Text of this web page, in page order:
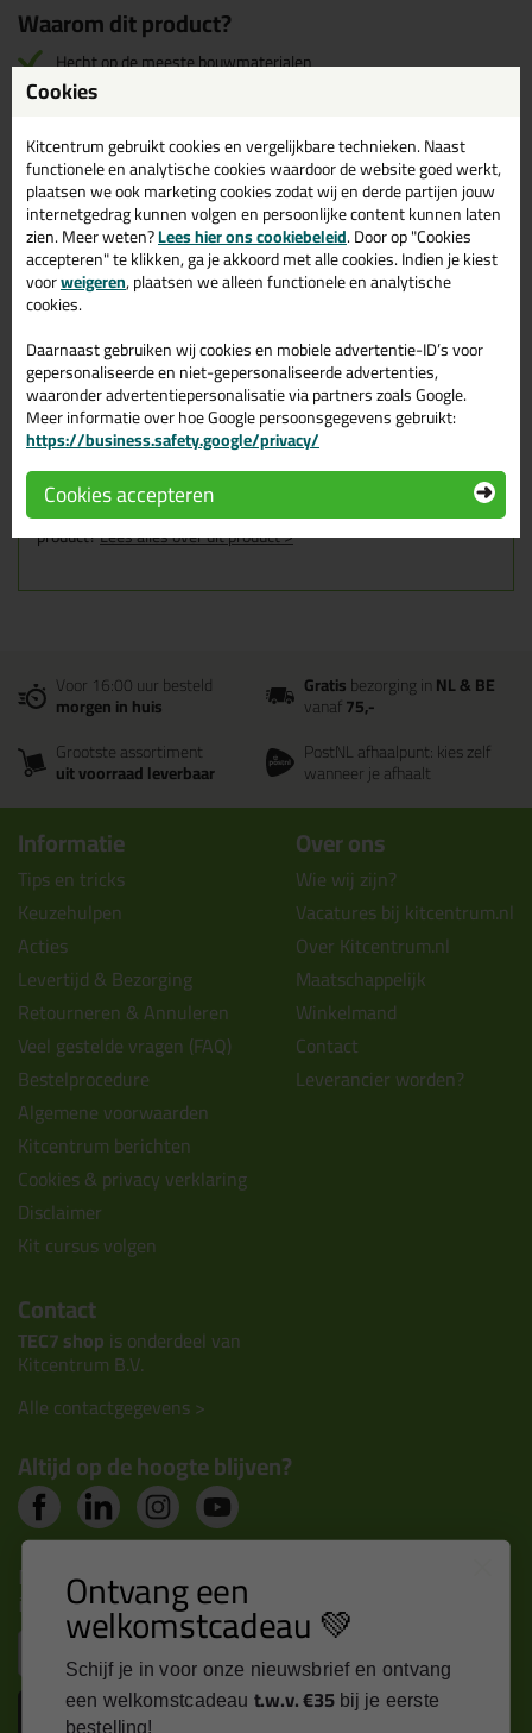
Waarom dit product?
Hecht op de meeste bouwmaterialen
Ook toe te passen op natte ondergronden
Perfect overschilderbaar
Veilig en schimmelbestendig
Omschrijving Video Specificaties Reviews (0)
Tec7 X-Seal 310ml in Zwart
Zoek je Tec7 X-Seal 310ml in een specifieke kleur? Gevonden!
Deze Tec7 X-Seal 310ml in de kleur Zwart is te gebruiken voor
verschillende toepassingen. Een professioneel en hoogwaardig
product welke makkelijk te gebruiken is. Bestel de Tec7 X-Seal
310ml in de kleur Zwart vandaag nog! Op voorraad en op
werkdagen besteld = morgen in huis.
Wil je meer weten over de toepassing en kenmerken van dit
product?Lees alles over dit product >
Voor 16:00 uur besteld
morgen in huis
Gratisbezorging inNL & BE
vanaf75,-
Grootste assortiment
uit voorraad leverbaar
PostNL afhaalpunt: kies zelf
wanneer je afhaalt
Informatie
Tips en tricks
Keuzehulpen
Acties
Levertijd & Bezorging
Retourneren & Annuleren
Veel gestelde vragen (FAQ)
Bestelprocedure
Algemene voorwaarden
Kitcentrum berichten
Cookies & privacy verklaring
Disclaimer
Kit cursus volgen
Over ons
Wie wij zijn?
Vacatures bij kitcentrum.nl
Over Kitcentrum.nl
Maatschappelijk
Winkelmand
Contact
Leverancier worden?
Contact
TEC7 shop is onderdeel van
Kitcentrum B.V.
Alle contactgegevens >
Altijd op de hoogte blijven?
Nieuws, tips en exclusieve deals rechtstreeks in je
inbox
Inschrijven
Cookies
Kitcentrum gebruikt cookies en vergelijkbare technieken. Naast
functionele en analytische cookies waardoor de website goed werkt,
plaatsen we ook marketing cookies zodat wij en derde partijen jouw
internetgedrag kunnen volgen en persoonlijke content kunnen laten
zien. Meer weten?Lees hier ons cookiebeleid. Door op "Cookies
accepteren" te klikken, ga je akkoord met alle cookies. Indien je kiest
voorweigeren, plaatsen we alleen functionele en analytische
cookies.
Daarnaast gebruiken wij cookies en mobiele advertentie-ID’s voor
gepersonaliseerde en niet-gepersonaliseerde advertenties,
waaronder advertentiepersonalisatie via partners zoals Google.
Meer informatie over hoe Google persoonsgegevens gebruikt:
https://business.safety.google/privacy/
Cookies accepteren
Ontvang een
welkomstcadeau 💚
Schijf je in voor onze nieuwsbrief en ontvang
een welkomstcadeau t.w.v. €35 bij je eerste
bestelling!